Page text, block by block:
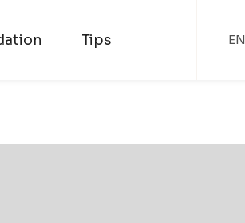
Tips EN